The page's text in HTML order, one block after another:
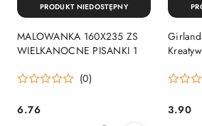
MALOWANKA 160X235 ZS
WIELKANOCNE PISANKI 1
(0)
Cena:
6.76
PRODUKT NIEDOSTĘPNY
Cena:
3.90